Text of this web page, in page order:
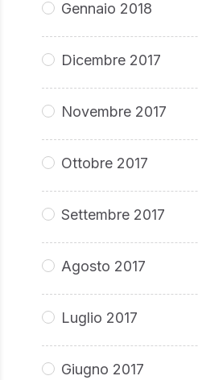
Gennaio 2018
Dicembre 2017
Novembre 2017
Ottobre 2017
Settembre 2017
Agosto 2017
Luglio 2017
Giugno 2017